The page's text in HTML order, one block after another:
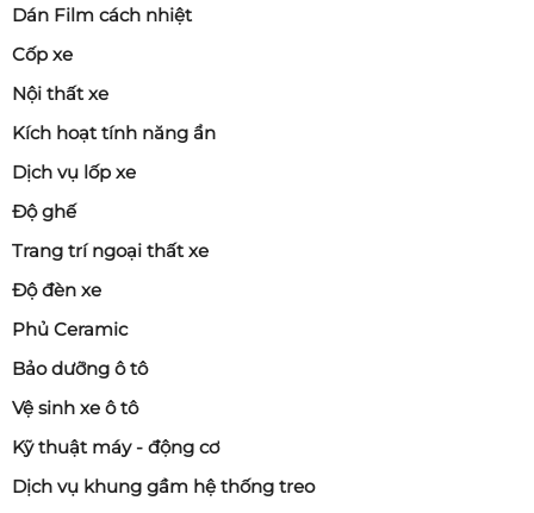
Dán Film cách nhiệt
Cốp xe
Nội thất xe
Kích hoạt tính năng ẩn
Dịch vụ lốp xe
Độ ghế
Trang trí ngoại thất xe
Độ đèn xe
Phủ Ceramic
Bảo dưỡng ô tô
Vệ sinh xe ô tô
Kỹ thuật máy - động cơ
Dịch vụ khung gầm hệ thống treo